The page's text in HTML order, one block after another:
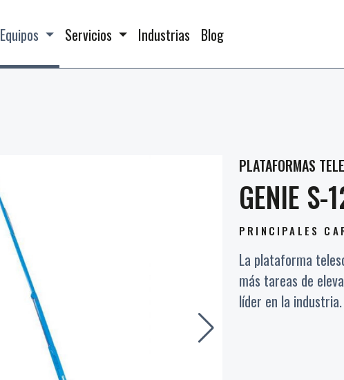
Equipos Servicios Industrias Blog
PLATAFORMAS
GENIE S-
PRINCIPALES
La plataforma
más tareas de
líder en la industria.